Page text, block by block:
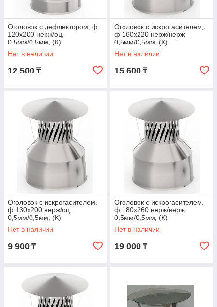
Оголовок с дефлектором, ф
120х200 нерж/оц,
0,5мм/0,5мм, (К)
Нет в наличии
12 500 ₸
Оголовок с искрогасителем,
ф 160х220 нерж/нерж
0,5мм/0,5мм, (К)
Нет в наличии
15 600 ₸
Оголовок с искрогасителем,
ф 130х200 нерж/оц,
0,5мм/0,5мм, (К)
Нет в наличии
9 900 ₸
Оголовок с искрогасителем,
ф 180х260 нерж/нерж
0,5мм/0,5мм, (К)
Нет в наличии
19 000 ₸